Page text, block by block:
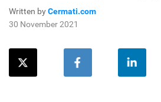
Written byCermati.com
30 November 2021